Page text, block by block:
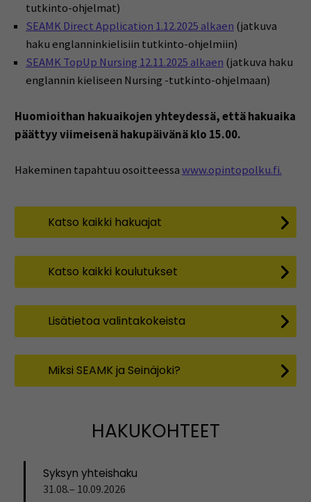
tutkinto-ohjelmat)
SEAMK Direct Application 1.12.2025 alkaen (jatkuva
haku englanninkielisiin tutkinto-ohjelmiin)
SEAMK TopUp Nursing 12.11.2025 alkaen (jatkuva haku
englannin kieliseen Nursing -tutkinto-ohjelmaan)
Huomioithan hakuaikojen yhteydessä, että hakuaika
päättyy viimeisenä hakupäivänä klo 15.00.
Hakeminen tapahtuu osoitteessawww.opintopolku.fi.
Katso kaikki hakuajat
Katso kaikki koulutukset
Lisätietoa valintakokeista
Miksi SEAMK ja Seinäjoki?
HAKUKOHTEET
Syksyn yhteishaku
31.08.– 10.09.2026